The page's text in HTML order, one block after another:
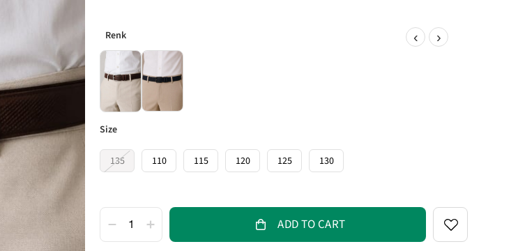
‹ ›
size
135 110 115 120 125 130